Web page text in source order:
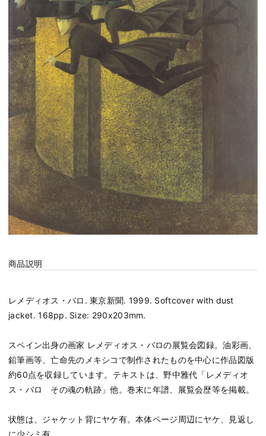
商品説明
レメディオス・バロ. 東京新聞. 1999. Softcover with dust
jacket. 168pp. Size: 290x203mm.
スペイン出身の画家 レメディオス・バロの展覧会図録。油彩画、
鉛筆画等、亡命先のメキシコで制作されたものを中心に作品図版
約60点を収録しています。テキストは、野中雅代「レメディオ
ス・バロ その魂の軌跡」他。巻末に年譜、展覧会歴等を掲載。
状態は、ジャケット背にヤケ有。本体ページ周辺にヤケ、見返し
に少シミ有。